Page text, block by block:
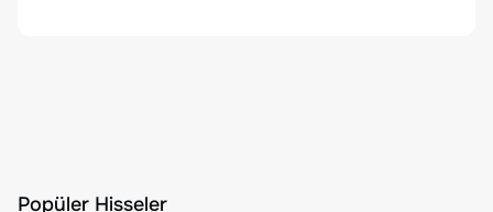
Popüler Hisseler